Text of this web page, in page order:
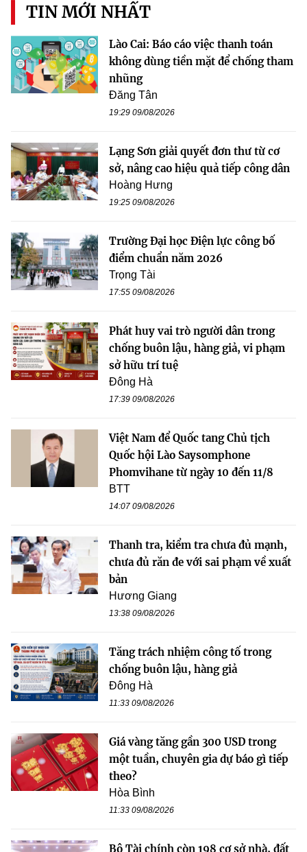
TIN MỚI NHẤT
Lào Cai: Báo cáo việc thanh toán
không dùng tiền mặt để chống tham
nhũng
Đăng Tân
19:29 09/08/2026
Lạng Sơn giải quyết đơn thư từ cơ
sở, nâng cao hiệu quả tiếp công dân
Hoàng Hưng
19:25 09/08/2026
Trường Đại học Điện lực công bố
điểm chuẩn năm 2026
Trọng Tài
17:55 09/08/2026
Phát huy vai trò người dân trong
chống buôn lậu, hàng giả, vi phạm
sở hữu trí tuệ
Đông Hà
17:39 09/08/2026
Việt Nam để Quốc tang Chủ tịch
Quốc hội Lào Saysomphone
Phomvihane từ ngày 10 đến 11/8
BTT
14:07 09/08/2026
Thanh tra, kiểm tra chưa đủ mạnh,
chưa đủ răn đe với sai phạm về xuất
bản
Hương Giang
13:38 09/08/2026
Tăng trách nhiệm công tố trong
chống buôn lậu, hàng giả
Đông Hà
11:33 09/08/2026
Giá vàng tăng gần 300 USD trong
một tuần, chuyên gia dự báo gì tiếp
theo?
Hòa Bình
11:33 09/08/2026
Bộ Tài chính còn 198 cơ sở nhà, đất